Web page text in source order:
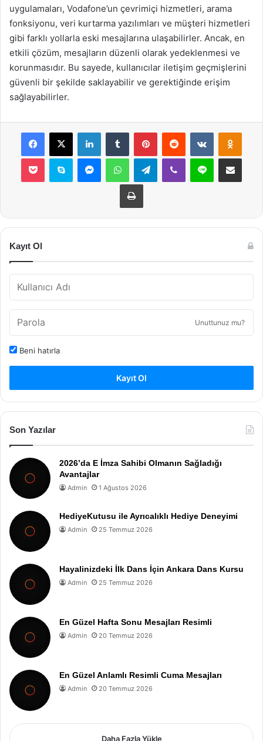
uygulamaları, Vodafone’un çevrimiçi hizmetleri, arama
fonksiyonu, veri kurtarma yazılımları ve müşteri hizmetleri
gibi farklı yollarla eski mesajlarına ulaşabilirler. Ancak, en
etkili çözüm, mesajların düzenli olarak yedeklenmesi ve
korunmasıdır. Bu sayede, kullanıcılar iletişim geçmişlerini
güvenli bir şekilde saklayabilir ve gerektiğinde erişim
sağlayabilirler.
Facebook
X LinkedInTumblr PinterestReddit VKontakte
Pocket Skype MessengerWhatsAppTelegramViber Line E-Posta ile
Yazdır
Kayıt Ol
Unuttunuz mu?
Beni hatırla
Kayıt Ol
Son Yazılar
2026’da E İmza Sahibi Olmanın Sağladığı
Avantajlar
Admin 1 Ağustos 2026
HediyeKutusu ile Ayrıcalıklı Hediye Deneyimi
Admin 25 Temmuz 2026
Hayalinizdeki İlk Dans İçin Ankara Dans Kursu
Admin 25 Temmuz 2026
En Güzel Hafta Sonu Mesajları Resimli
Admin 20 Temmuz 2026
En Güzel Anlamlı Resimli Cuma Mesajları
Admin 20 Temmuz 2026
Daha Fazla Yükle